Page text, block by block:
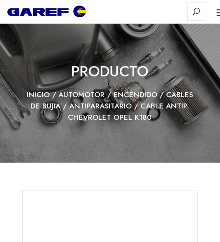
PRODUCTO
INICIO/AUTOMOTOR/ENCENDIDO/CABLES
DE BUJIA/ANTIPARASITARIO/ CABLE ANTIP.
CHEVROLET OPEL K180